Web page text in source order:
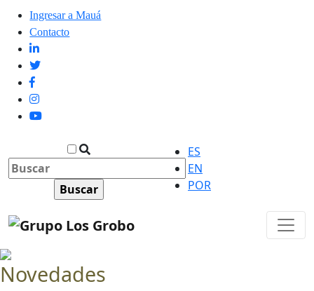
Ingresar a Mauá
Contacto
ES
EN
POR
Novedades